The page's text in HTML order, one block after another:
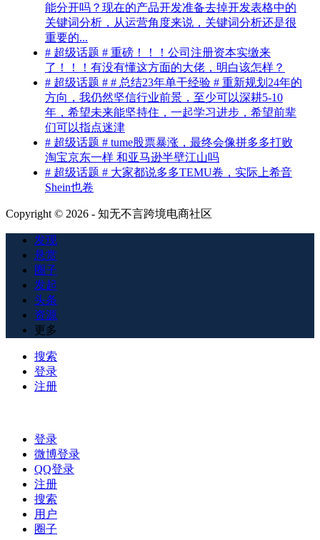
能分开吗？现在的产品开发准备去掉开发表格中的
关键词分析，从运营角度来说，关键词分析还是很
重要的...
# 超级话题 # 重磅！！！公司注册资本实缴来
了！！！有没有懂这方面的大佬，明白该怎样？
# 超级话题 # # 总结23年单干经验 # 重新规划24年的
方向，我仍然坚信行业前景，至少可以深耕5-10
年，希望未来能坚持住，一起学习进步，希望前辈
们可以指点迷津
# 超级话题 # tume股票暴涨，最终会像拼多多打败
淘宝京东一样 和亚马逊半壁江山吗
# 超级话题 # 大家都说多多TEMU卷，实际上希音
Shein也卷
Copyright © 2026 - 知无不言跨境电商社区
发现
悬赏
圈子
发起
头条
资源
更多
搜索
登录
注册
登录
微博登录
QQ登录
注册
搜索
用户
圈子